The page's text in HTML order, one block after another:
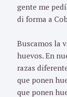
gente me
di forma a
Buscamos la
huevos. En
razas
que ponen
que ponen